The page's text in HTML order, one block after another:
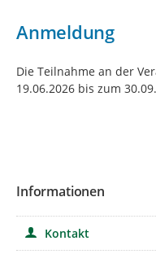
Anmeldung
Die Teilnahme an der
19.06.2026 bis zum
Informationen
Kontakt